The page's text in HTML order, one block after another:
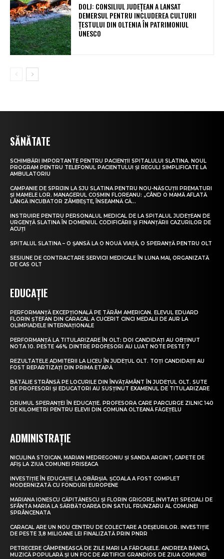
DOLJ: CONSILIUL JUDEȚEAN A LANSAT
DEMERSUL PENTRU INCLUDEREA CULTURII
ȚESTULUI DIN OLTENIA ÎN PATRIMONIUL
UNESCO
SĂNĂTATE
SCHIMBĂRI IMPORTANTE PENTRU PACIENȚII SPITALULUI SLATINA. NOUL
PROGRAM PENTRU TELEFONUL PACIENTULUI ȘI REGULI SIMPLIFICATE LA
AMBULATORIU
CAMPANIE DE SPRIJIN LA SJU SLATINA PENTRU NOU-NĂSCUȚII PREMATURI
ȘI MAMELE LOR. MANAGERUL COSMIN FLOREANU: „CÂND O MAMĂ AFLATĂ
LÂNGĂ INCUBATOR ZÂMBEȘTE, ÎNSEAMNĂ CĂ...
INSTRUIRE PENTRU PERSONALUL MEDICAL DE LA SPITALUL JUDEȚEAN DE
URGENȚĂ SLATINA ÎN DOMENIUL CODIFICĂRII ȘI FINANȚĂRII CAZURILOR DE
ACUȚI
SPITALUL SLATINA – O ȘANSĂ LA O NOUĂ VIAȚĂ, O SPERANȚĂ PENTRU OLT
SESIUNE DE CONTRACTARE SERVICII MEDICALE ÎN LUNA MAI, ORGANIZATĂ
DE CAS OLT
EDUCAȚIE
PERFORMANȚĂ EXCEPȚIONALĂ PE TĂRÂM AMERICAN. ELEVUL EDUARD
FLORIN ȘTEFAN DIN CARACAL A CUCERIT CINCI MEDALII DE AUR LA
OLIMPIADELE INTERNAȚIONALE
PERFORMANȚĂ LA TITULARIZARE ÎN OLT: DOI CANDIDAȚI AU OBȚINUT
NOTA 10. PESTE 46% DINTRE PROFESORI AU LUAT NOTE PESTE 7
REZULTATELE ADMITERII LA LICEU ÎN JUDEȚUL OLT. TOȚI CANDIDAȚII AU
FOST REPARTIZAȚI DIN PRIMA ETAPĂ
BĂTĂLIE STRÂNSĂ PE LOCURILE DIN ÎNVĂȚĂMÂNT ÎN JUDEȚUL OLT. SUTE
DE PROFESORI ȘI EDUCATORI AU SUSȚINUT EXAMENUL DE TITULARIZARE
DRUMUL SPERANȚEI ÎN EDUCAȚIE. PROFESORA CARE PARCURGE ZILNIC 140
DE KILOMETRI PENTRU ELEVII DIN COMUNA OLTEANĂ FĂGEȚELU
ADMINISTRAȚIE
NICULINA STOICAN, MARIAN MEDREGONIU ȘI SANDA ARGINT, CAPETE DE
AFIȘ LA ZIUA COMUNEI PRISEACA
INVESTIȚIE ÎN EDUCAȚIE LA OBÂRȘIA. ȘCOALA A FOST COMPLET
MODERNIZATĂ CU FONDURI EUROPENE
MARIANA IONESCU CĂPITĂNESCU ȘI FLORIN GRIGORE, INVITAȚI SPECIALI DE
SFÂNTA MARIA LA SĂRBĂTOAREA DIN SATUL FRUNZARU AL COMUNEI
SPRÂNCENATA
CARACAL ARE UN NOU CENTRU DE COLECTARE A DEȘEURILOR. INVESTIȚIE
DE PESTE 3,8 MILIOANE LEI FINALIZATĂ PRIN PNRR
PETRECERE CÂMPENEASCĂ DE ZILE MARI LA FĂRCAȘELE. ANDREEA BĂNICĂ,
MUZICĂ POPULARĂ ȘI UN FOC DE ARTIFICII GRANDIOS DE ZIUA COMUNEI